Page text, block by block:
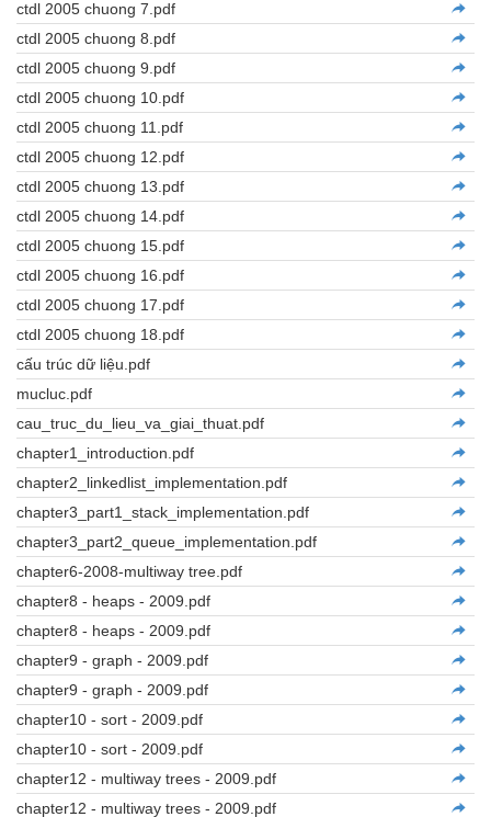
ctdl 2005 chuong 7.pdf
ctdl 2005 chuong 8.pdf
ctdl 2005 chuong 9.pdf
ctdl 2005 chuong 10.pdf
ctdl 2005 chuong 11.pdf
ctdl 2005 chuong 12.pdf
ctdl 2005 chuong 13.pdf
ctdl 2005 chuong 14.pdf
ctdl 2005 chuong 15.pdf
ctdl 2005 chuong 16.pdf
ctdl 2005 chuong 17.pdf
ctdl 2005 chuong 18.pdf
cấu trúc dữ liệu.pdf
mucluc.pdf
cau_truc_du_lieu_va_giai_thuat.pdf
chapter1_introduction.pdf
chapter2_linkedlist_implementation.pdf
chapter3_part1_stack_implementation.pdf
chapter3_part2_queue_implementation.pdf
chapter6-2008-multiway tree.pdf
chapter8 - heaps - 2009.pdf
chapter8 - heaps - 2009.pdf
chapter9 - graph - 2009.pdf
chapter9 - graph - 2009.pdf
chapter10 - sort - 2009.pdf
chapter10 - sort - 2009.pdf
chapter12 - multiway trees - 2009.pdf
chapter12 - multiway trees - 2009.pdf